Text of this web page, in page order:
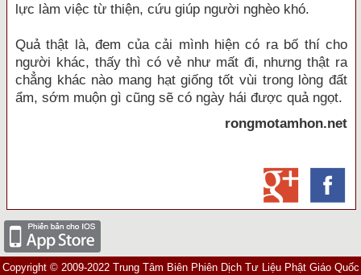
lực làm việc từ thiện, cứu giúp người nghèo khó.
Quả thật là, đem của cải mình hiện có ra bố thí cho
người khác, thấy thì có vẻ như mất đi, nhưng thật ra
chẳng khác nào mang hạt giống tốt vùi trong lòng đất
ẩm, sớm muộn gì cũng sẽ có ngày hái được quả ngọt.
rongmotamhon.net
Copyright © 2009-2022 Trung Tâm Biên Phiên Dịch Tư Liệu Phật Giáo Quốc